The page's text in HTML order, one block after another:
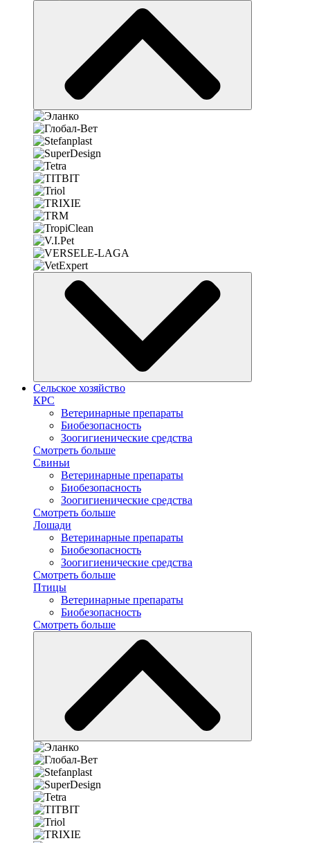
Сельское хозяйство
КРС
Ветеринарные препараты
Биобезопасность
Зоогигиенические средства
Смотреть больше
Свиньи
Ветеринарные препараты
Биобезопасность
Зоогигиенические средства
Смотреть больше
Лошади
Ветеринарные препараты
Биобезопасность
Зоогигиенические средства
Смотреть больше
Птицы
Ветеринарные препараты
Биобезопасность
Смотреть больше